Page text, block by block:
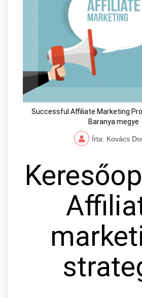
Successful Affiliate Marketing
Baranya megye
Írta: Kovács